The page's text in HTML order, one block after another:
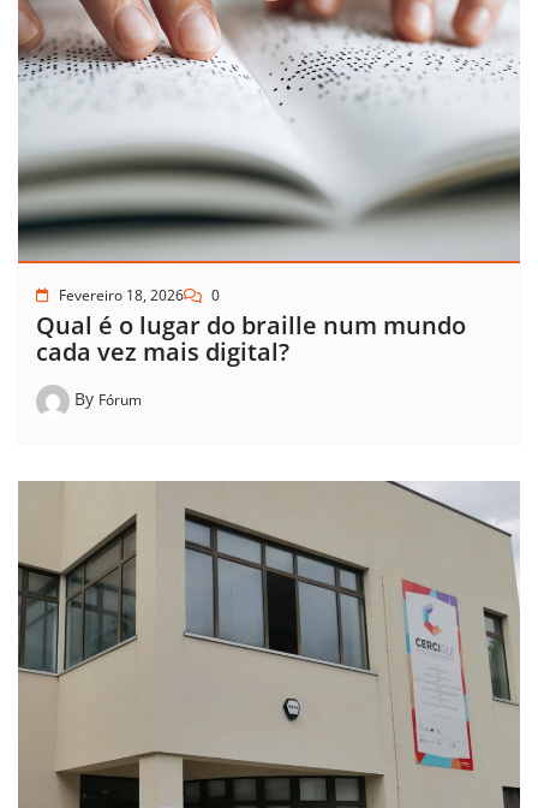
Fevereiro 18, 2026 0
Qual é o lugar do braille num mundo
cada vez mais digital?
By Fórum